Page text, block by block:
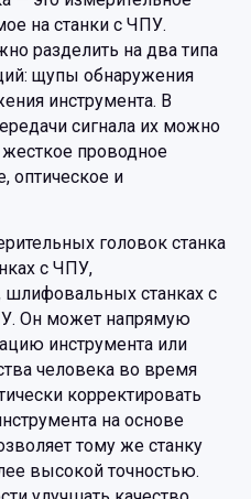
на станки с ЧПУ.
разделить на два типа
щупы обнаружения
инструмента. В
сигнала их можно
жесткое проводное
оптическое и
головок станка
с ЧПУ,
станках с
Он может напрямую
инструмента или
человека во время
корректировать
на основе
тому же станку
высокой точностью.